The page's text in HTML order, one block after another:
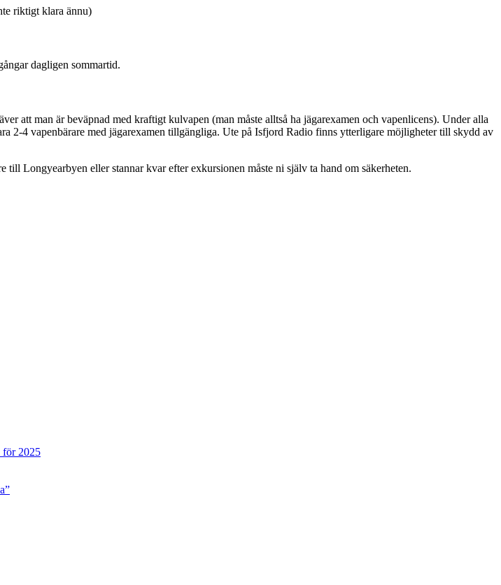
riktigt klara ännu)
dagligen sommartid.
att man är beväpnad med kraftigt kulvapen (man måste alltså ha jägarexamen och vapenlicens). Under alla
2-4 vapenbärare med jägarexamen tillgängliga. Ute på Isfjord Radio finns ytterligare möjligheter till skydd av
Longyearbyen eller stannar kvar efter exkursionen måste ni själv ta hand om säkerheten.
för 2025